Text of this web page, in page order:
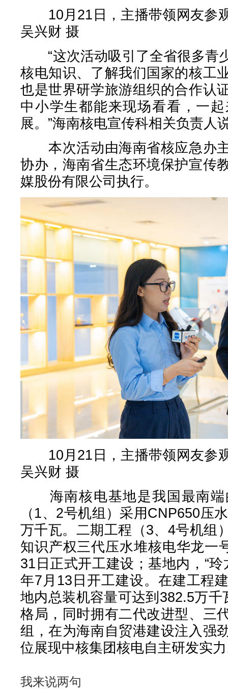
10月21日，主播带领网友参
吴兴财 摄
“这次活动吸引了全省很多青
核电知识、了解我们国家的核工
也是世界研学旅游组织的合作认
中小学生都能来现场看看，一
展。”海南核电宣传科相关负责人
本次活动由海南省核应急办
协办，海南省生态环境保护宣传
媒股份有限公司执行。
10月21日，主播带领网友参
吴兴财 摄
海南核电基地是我国最南端
（1、2号机组）采用CNP650压
万千瓦。二期工程（3、4号机组
知识产权三代压水堆核电华龙一
31日正式开工建设；基地内，“
年7月13日开工建设。在建工程
地内总装机容量可达到382.5万千
格局，同时拥有二代改进型、三
组，在为海南自贸港建设注入强
位展现中核集团核电自主研发实
我来说两句